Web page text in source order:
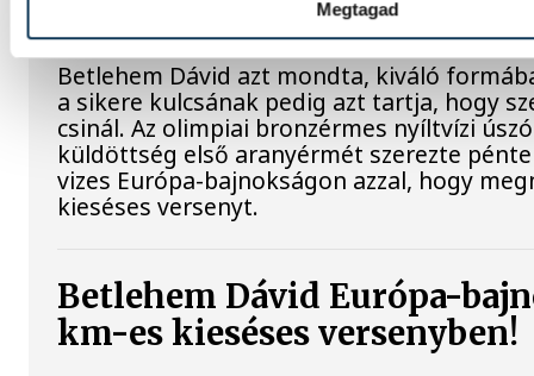
Megtagad
Betlehem Dávid azt mondta, kiváló
a sikere kulcsának pedig azt tartja, hogy
csinál. Az olimpiai bronzérmes nyíltvízi
küldöttség első aranyérmét szerezte
vizes Európa-bajnokságon azzal, hogy
kieséses versenyt.
Betlehem Dávid Európa-
km-es kieséses versenyben!